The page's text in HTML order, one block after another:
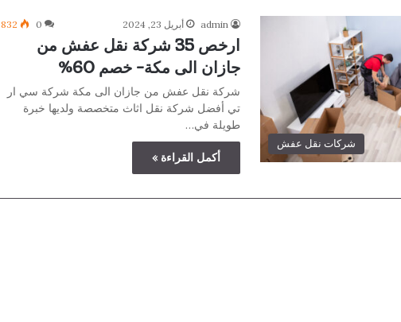
شركات نقل عفش
admin أبريل 23, 2024 0
832
ارخص 35 شركة نقل عفش من
جازان الى مكة- خصم 60%
شركة نقل عفش من جازان الى مكة شركة سي ار
تي أفضل شركة نقل اثاث متخصصة ولديها خبرة
طويلة في…
أكمل القراءة »